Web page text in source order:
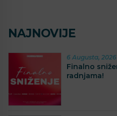
NAJNOVIJE
6 Augusta, 2026
Finalno
radnjama!